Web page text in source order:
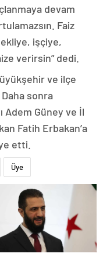
devam
Faiz
işçiye,
verirsin” dedi.
ve ilçe
Daha sonra
Adem Güney ve İl
Fatih Erbakan’a
etti.
Üye